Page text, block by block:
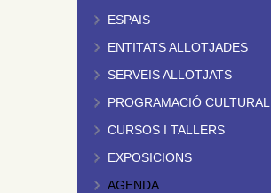
ESPAIS
ENTITATS ALLOTJADES
SERVEIS ALLOTJATS
PROGRAMACIÓ CULTURAL
CURSOS I TALLERS
EXPOSICIONS
AGENDA